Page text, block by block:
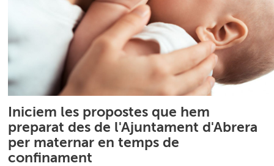
Iniciem les propostes que hem
preparat des de l'Ajuntament d'Abrera
per maternar en temps de
confinament